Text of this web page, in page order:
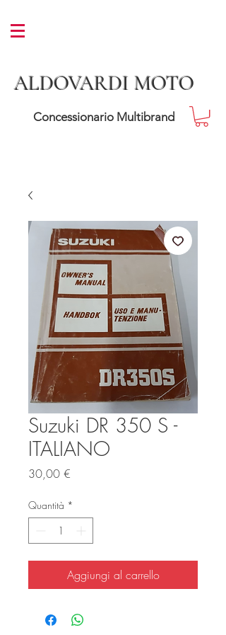
ALDOVARDI MOTO
Concessionario Multibrand
Suzuki DR 350 S -
ITALIANO
30,00 €
Quantità *
Aggiungi al carrello